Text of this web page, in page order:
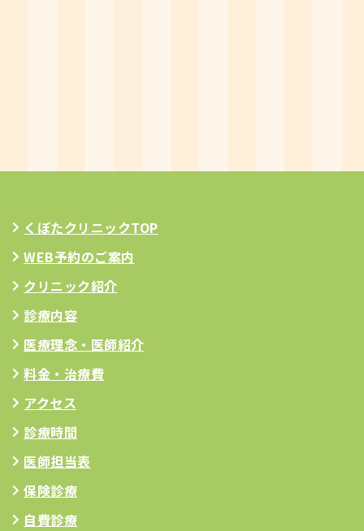
くぼたクリニックTOP
WEB予約のご案内
クリニック紹介
診療内容
医療理念 ・医師紹介
料金・治療費
アクセス
診療時間
医師担当表
保険診療
自費診療